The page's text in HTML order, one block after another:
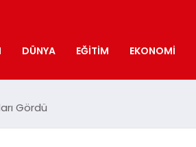
DÜNYA EĞITIM EKONOMI
Gördü